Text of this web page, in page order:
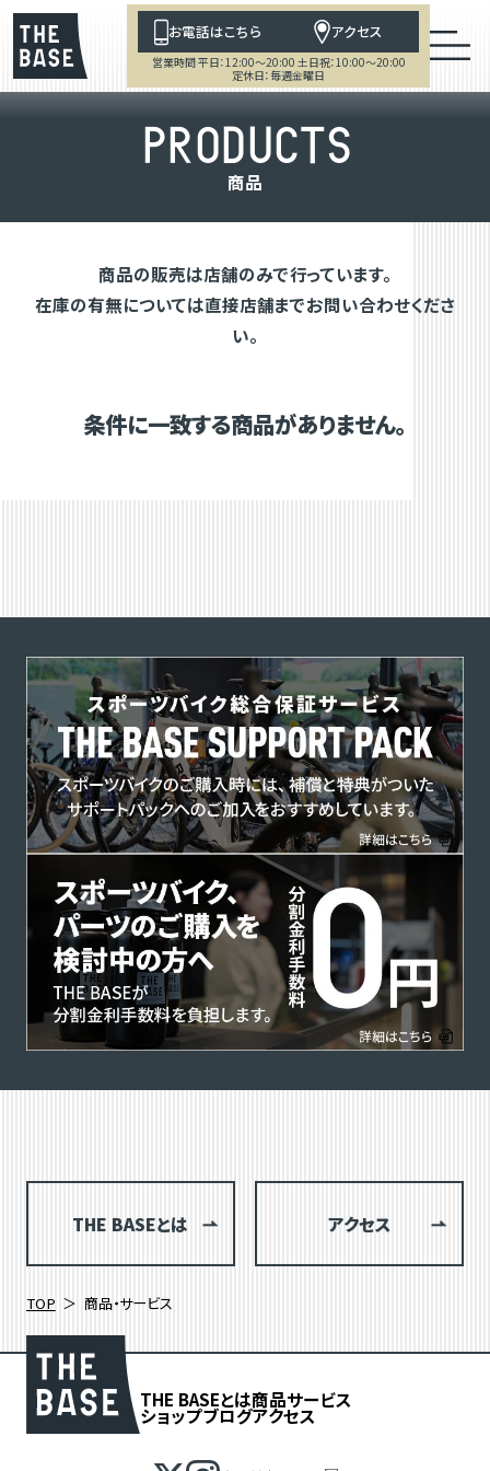
お電話はこちら アクセス
営業時間 平日：12:00～20:00 土日祝：10:00～20:00
定休日：毎週金曜日
PRODUCTS
商品
商品の販売は店舗のみで行っています。
在庫の有無については直接店舗までお問い合わせくださ
い。
条件に一致する商品がありません。
THE BASEとは アクセス
TOP 商品・サービス
THE BASEとは商品サービス
ショップブログアクセス